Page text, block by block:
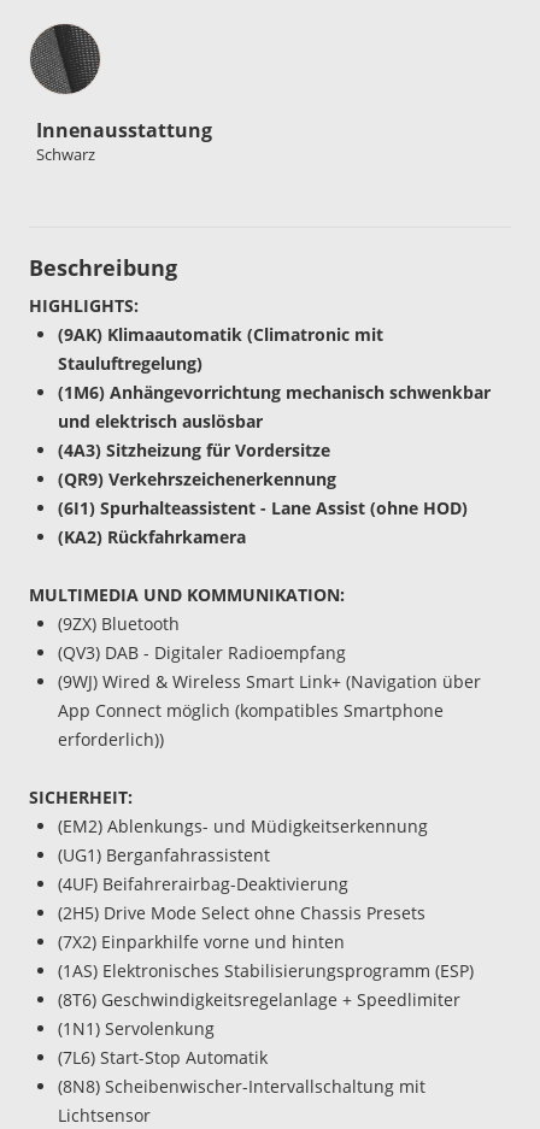
Innenausstattung
Innenausstattung
Schwarz
Beschreibung
HIGHLIGHTS:
(9AK) Klimaautomatik (Climatronic mit
Stauluftregelung)
(1M6) Anhängevorrichtung mechanisch schwenkbar
und elektrisch auslösbar
(4A3) Sitzheizung für Vordersitze
(QR9) Verkehrszeichenerkennung
(6I1) Spurhalteassistent - Lane Assist (ohne HOD)
(KA2) Rückfahrkamera
MULTIMEDIA UND KOMMUNIKATION:
(9ZX) Bluetooth
(QV3) DAB - Digitaler Radioempfang
(9WJ) Wired & Wireless Smart Link+ (Navigation über
App Connect möglich (kompatibles Smartphone
erforderlich))
SICHERHEIT:
(EM2) Ablenkungs- und Müdigkeitserkennung
(UG1) Berganfahrassistent
(4UF) Beifahrerairbag-Deaktivierung
(2H5) Drive Mode Select ohne Chassis Presets
(7X2) Einparkhilfe vorne und hinten
(1AS) Elektronisches Stabilisierungsprogramm (ESP)
(8T6) Geschwindigkeitsregelanlage + Speedlimiter
(1N1) Servolenkung
(7L6) Start-Stop Automatik
(8N8) Scheibenwischer-Intervallschaltung mit
Lichtsensor